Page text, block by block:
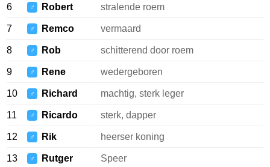
6 ♂ Robert stralende roem
7 ♂ Remco vermaard
8 ♂ Rob schitterend door roem
9 ♂ Rene wedergeboren
10 ♂ Richard machtig, sterk leger
11 ♂ Ricardo sterk, dapper
12 ♂ Rik heerser koning
13 ♂ Rutger Speer